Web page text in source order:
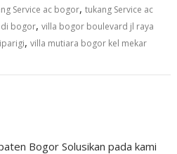
Service ac bogor,tukang Service ac
di bogor,villa bogor boulevard jl raya
,villa mutiara bogor kel mekar
Bogor Solusikan pada kami